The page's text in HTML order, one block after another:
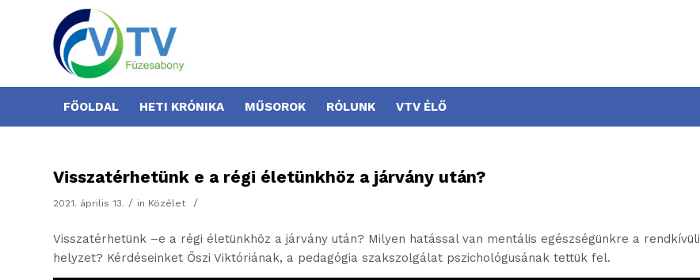
FŐOLDAL HETI KRÓNIKA MŰSOROK RÓLUNK VTV ÉLŐ
Visszatérhetünk e a régi életünkhöz a járvány után?
2021. április 13. / in Közélet /
Visszatérhetünk –e a régi életünkhöz a járvány után? Milyen hatással van mentális egészségünkre a rendkívüli
helyzet? Kérdéseinket Őszi Viktóriának, a pedagógia szakszolgálat pszichológusának tettük fel.